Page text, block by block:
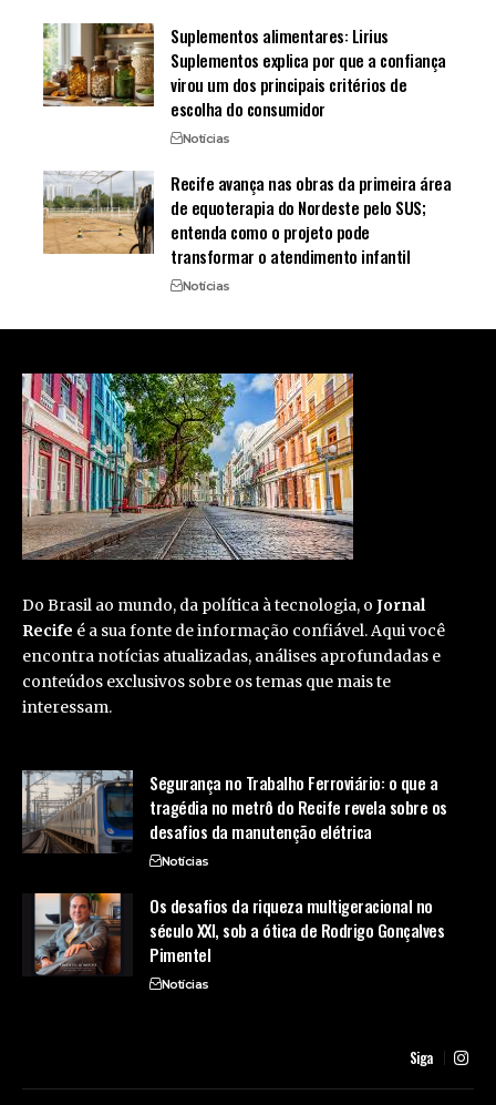
Suplementos alimentares: Lirius
Suplementos explica por que a confiança
virou um dos principais critérios de
escolha do consumidor
Notícias
Recife avança nas obras da primeira área
de equoterapia do Nordeste pelo SUS;
entenda como o projeto pode
transformar o atendimento infantil
Notícias
Do Brasil ao mundo, da política à tecnologia, o Jornal
Recife é a sua fonte de informação confiável. Aqui você
encontra notícias atualizadas, análises aprofundadas e
conteúdos exclusivos sobre os temas que mais te
interessam.
Segurança no Trabalho Ferroviário: o que a
tragédia no metrô do Recife revela sobre os
desafios da manutenção elétrica
Notícias
Os desafios da riqueza multigeracional no
século XXI, sob a ótica de Rodrigo Gonçalves
Pimentel
Notícias
Siga